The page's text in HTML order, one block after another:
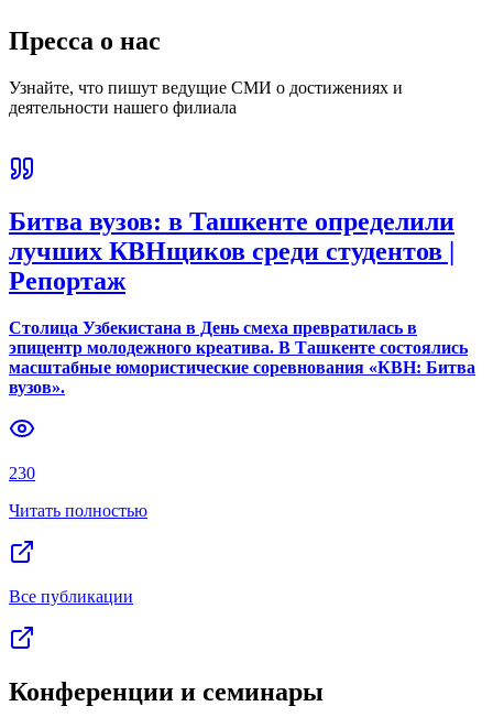
Пресса о нас
Узнайте, что пишут ведущие СМИ о достижениях и
деятельности нашего филиала
Битва вузов: в Ташкенте определили
лучших КВНщиков среди студентов |
Репортаж
Столица Узбекистана в День смеха превратилась в
эпицентр молодежного креатива. В Ташкенте состоялись
масштабные юмористические соревнования «КВН: Битва
вузов».
230
Читать полностью
Все публикации
Конференции и семинары